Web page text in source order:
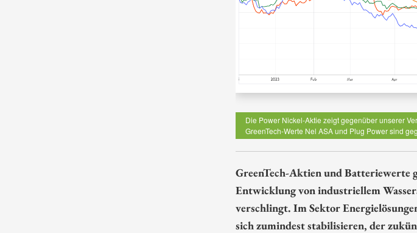
Die Power Nickel-Aktie zeigt gegenüber unserer
GreenTech-Werte Nel ASA und Plug Power sind
GreenTech-Aktien und Batteriewerte
Entwicklung von industriellem
verschlingt. Im Sektor
sich zumindest stabilisieren, der